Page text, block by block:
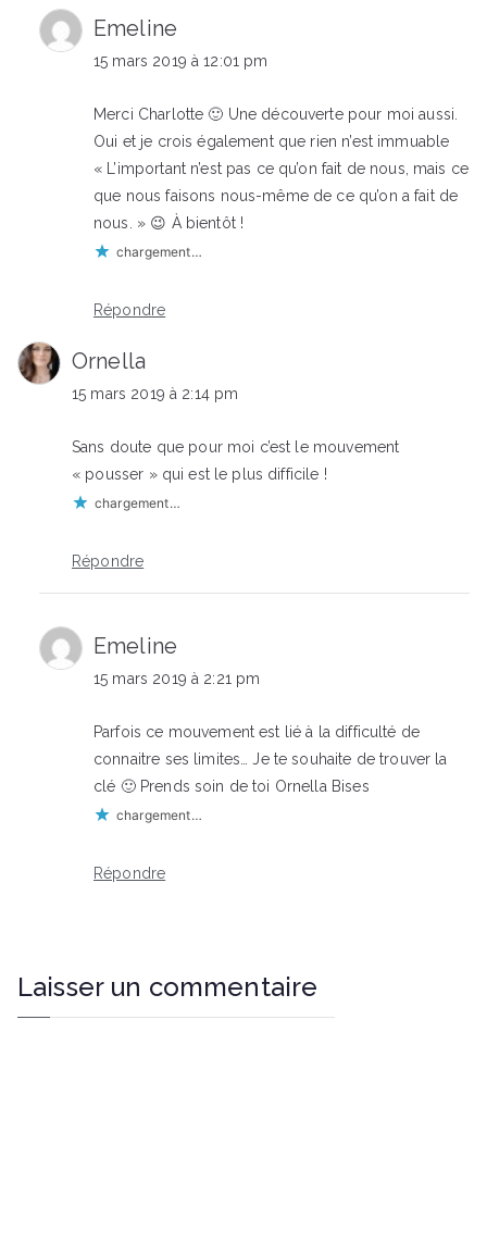
Emeline
15 mars 2019 à 12:01 pm
Merci Charlotte 🙂 Une découverte pour moi aussi.
Oui et je crois également que rien n’est immuable
« L’important n’est pas ce qu’on fait de nous, mais ce
que nous faisons nous-même de ce qu’on a fait de
nous. » 😉 À bientôt !
chargement…
Répondre
Ornella
15 mars 2019 à 2:14 pm
Sans doute que pour moi c’est le mouvement
« pousser » qui est le plus difficile !
chargement…
Répondre
Emeline
15 mars 2019 à 2:21 pm
Parfois ce mouvement est lié à la difficulté de
connaitre ses limites… Je te souhaite de trouver la
clé 🙂 Prends soin de toi Ornella Bises
chargement…
Répondre
Laisser un commentaire